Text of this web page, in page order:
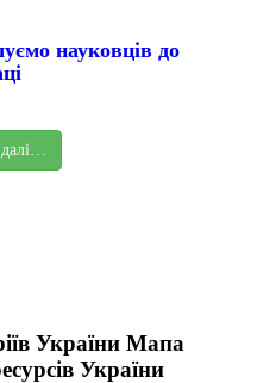
науковців до
України Мапа
України